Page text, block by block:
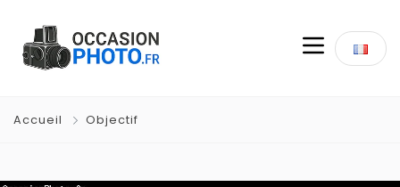
Accueil Objectif